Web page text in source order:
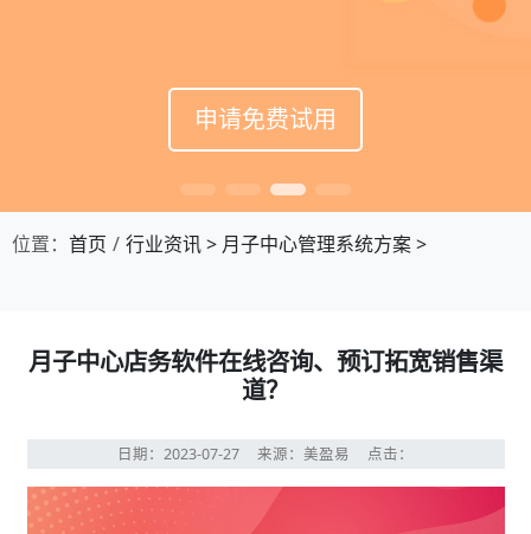
申请免费试用
申请免费试用
申请免费试用
申请免费试用
位置： 首页 行业资讯> 月子中心管理系统方案>
月子中心店务软件在线咨询、预订拓宽销售渠
道？
日期：2023-07-27 来源：美盈易 点击：